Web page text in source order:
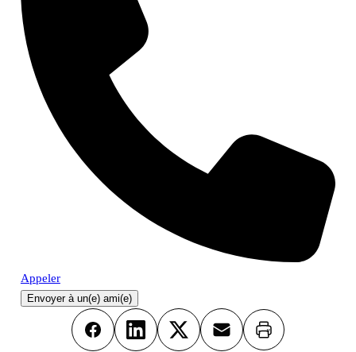
Appeler
Envoyer à un(e) ami(e)
FacebookLinkedInX Email Imprimer